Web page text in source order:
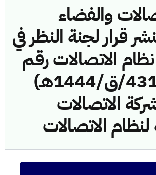
والفضاء
قرار لجنة النظر في
الاتصالات رقم
(43114739/ق/1444هـ)
الاتصالات
الاتصالات